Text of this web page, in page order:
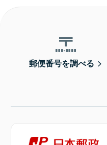
郵便番号を調べる